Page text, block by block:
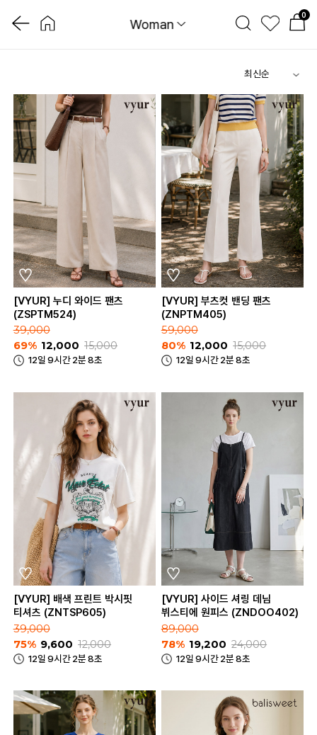
0
Woman
[VYUR] 누디 와이드 팬츠
(ZSPTM524)
39,000
69% 12,000 15,000
12일 9시간 2분 8초
[VYUR] 부츠컷 밴딩 팬츠
(ZNPTM405)
59,000
80% 12,000 15,000
12일 9시간 2분 8초
[VYUR] 배색 프린트 박시핏
티셔츠 (ZNTSP605)
39,000
75% 9,600 12,000
12일 9시간 2분 8초
[VYUR] 사이드 셔링 데님
뷔스티에 원피스 (ZNDOO402)
89,000
78% 19,200 24,000
12일 9시간 2분 8초